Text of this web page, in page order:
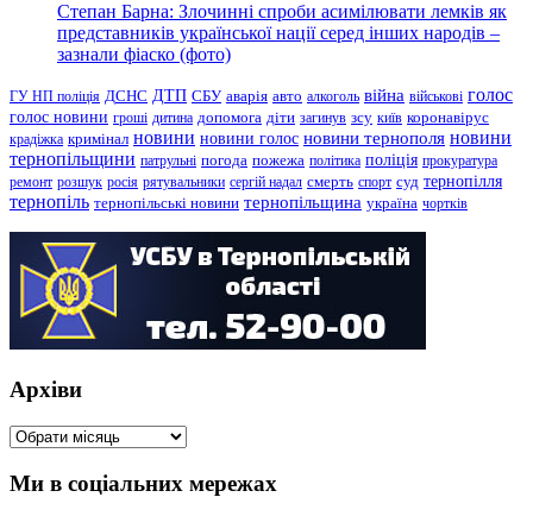
Степан Барна: Злочинні спроби асимілювати лемків як
представників української нації серед інших народів –
зазнали фіаско (фото)
ГУ НП поліція ДСНС ДТП СБУ аварія авто алкоголь війна військові голос
голос новини гроші дитина допомога діти загинув зсу київ коронавірус
крадіжка кримінал новини новини голос новини тернополя новини
тернопільщини патрульні погода пожежа політика поліція прокуратура
ремонт розшук росія рятувальники сергій надал смерть спорт суд тернопілля
тернопіль тернопільські новини тернопільщина україна чортків
Архіви
Архіви
Ми в соціальних мережах